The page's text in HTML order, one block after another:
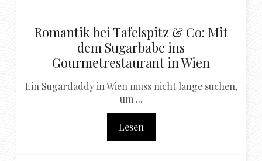
Romantik bei Tafelspitz & Co: Mit
dem Sugarbabe ins
Gourmetrestaurant in Wien
Ein Sugardaddy in Wien muss nicht lange suchen,
um ...
Lesen